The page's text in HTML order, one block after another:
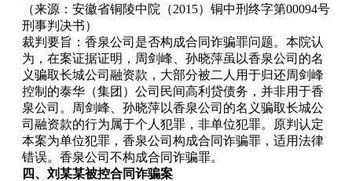
（来源：安徽省铜陵中院（2015）铜中刑终字第00094号
刑事判决书）
裁判要旨：香泉公司是否构成合同诈骗罪问题。本院认
为，在案证据证明，周剑峰、孙晓萍虽以香泉公司的名
义骗取长城公司融资款，大部分被二人用于归还周剑峰
控制的泰华（集团）公司民间高利贷债务，并非用于香
泉公司。周剑峰、孙晓萍以香泉公司的名义骗取长城公
司融资款的行为属于个人犯罪，非单位犯罪。原判认定
本案为单位犯罪，香泉公司构成合同诈骗罪，适用法律
错误。香泉公司不构成合同诈骗罪。
四、刘某某被控合同诈骗案